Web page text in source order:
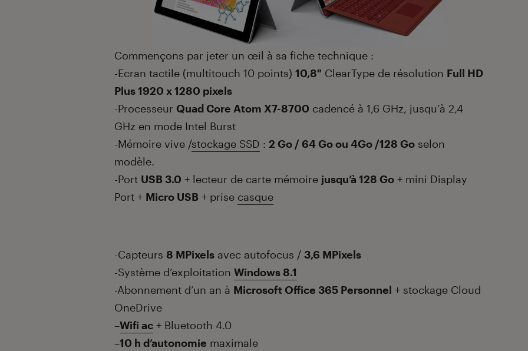
Commençons par jeter un œil à sa fiche technique :
-Ecran tactile (multitouch 10 points) 10,8″ ClearType de résolution Full HD
Plus 1920 x 1280 pixels
-Processeur Quad Core Atom X7-8700 cadencé à 1,6 GHz, jusqu’à 2,4
GHz en mode Intel Burst
-Mémoire vive /stockage SSD : 2 Go / 64 Go ou 4Go /128 Go selon
modèle.
-Port USB 3.0 + lecteur de carte mémoire jusqu’à 128 Go + mini Display
Port + Micro USB + prise casque
-Capteurs 8 MPixels avec autofocus / 3,6 MPixels
-Système d’exploitation Windows 8.1
-Abonnement d’un an à Microsoft Office 365 Personnel + stockage Cloud
OneDrive
–Wifi ac + Bluetooth 4.0
–10 h d’autonomie maximale